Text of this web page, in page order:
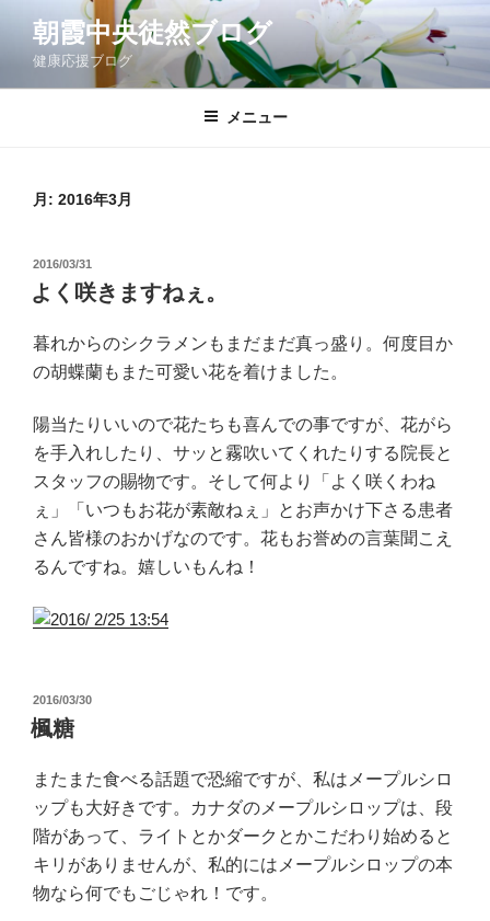
ン
朝霞中央徒然ブログ
健康応援ブログ
メニュー
月: 2016年3月
投
稿
日:
2016/03/31
よく咲きますねぇ。
暮れからのシクラメンもまだまだ真っ盛り。何度目か
の胡蝶蘭もまた可愛い花を着けました。
陽当たりいいので花たちも喜んでの事ですが、花がら
を手入れしたり、サッと霧吹いてくれたりする院長と
スタッフの賜物です。そして何より「よく咲くわね
ぇ」「いつもお花が素敵ねぇ」とお声かけ下さる患者
さん皆様のおかげなのです。花もお誉めの言葉聞こえ
るんですね。嬉しいもんね！
投
稿
日:
2016/03/30
楓糖
またまた食べる話題で恐縮ですが、私はメープルシロ
ップも大好きです。カナダのメープルシロップは、段
階があって、ライトとかダークとかこだわり始めると
キリがありませんが、私的にはメープルシロップの本
物なら何でもごじゃれ！です。